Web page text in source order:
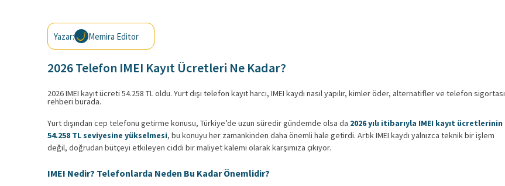
Yazar: Memira Editor
2026 Telefon IMEI Kayıt Ücretleri Ne Kadar?
2026 IMEI kayıt ücreti 54.258 TL oldu. Yurt dışı telefon kayıt harcı, IMEI kaydı nasıl yapılır, kimler öder, alternatifler ve telefon sigortası
rehberi burada.
Yurt dışından cep telefonu getirme konusu, Türkiye’de uzun süredir gündemde olsa da 2026 yılı itibarıyla IMEI kayıt ücretlerinin
54.258 TL seviyesine yükselmesi, bu konuyu her zamankinden daha önemli hale getirdi. Artık IMEI kaydı yalnızca teknik bir işlem
değil, doğrudan bütçeyi etkileyen ciddi bir maliyet kalemi olarak karşımıza çıkıyor.
IMEI Nedir? Telefonlarda Neden Bu Kadar Önemlidir?